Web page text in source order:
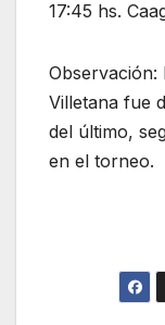
17:45 hs.
Observación:
Villetana fue
del último,
en el torneo.